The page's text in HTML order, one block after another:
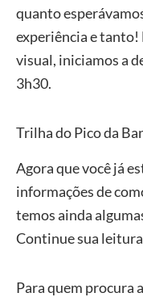
quanto
experiência e
visual, iniciamos a
3h30.
Trilha do Pico da
Agora que você já
informações de
temos ainda
Continue sua
Para quem procura